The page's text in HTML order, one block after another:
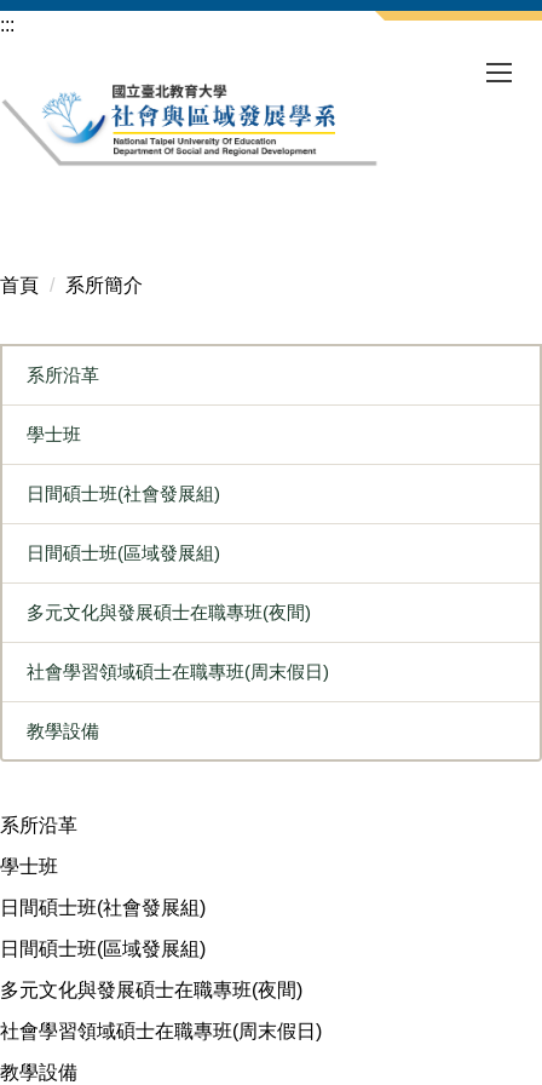
跳
要
內
:::
首頁 系所簡介
系所沿革
學士班
日間碩士班(社會發展組)
日間碩士班(區域發展組)
多元文化與發展碩士在職專班(夜間)
社會學習領域碩士在職專班(周末假日)
教學設備
系所沿革
學士班
日間碩士班(社會發展組)
日間碩士班(區域發展組)
多元文化與發展碩士在職專班(夜間)
社會學習領域碩士在職專班(周末假日)
教學設備